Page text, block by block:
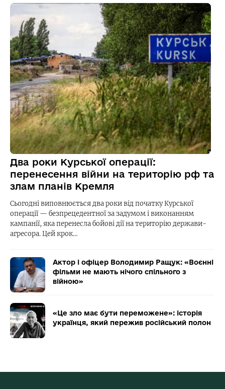
Два роки Курської операції:
перенесення війни на територію рф та
злам планів Кремля
Сьогодні виповнюється два роки від початку Курської
операції — безпрецедентної за задумом і виконанням
кампанії, яка перенесла бойові дії на територію держави-
агресора. Цей крок…
Актор і офіцер Володимир Ращук: «Воєнні
фільми не мають нічого спільного з
війною»
«Це зло має бути переможене»: історія
українця, який пережив російський полон